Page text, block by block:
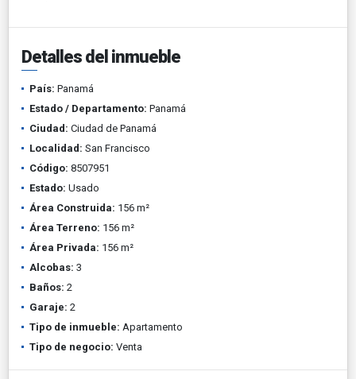
Detalles del inmueble
País: Panamá
Estado / Departamento: Panamá
Ciudad: Ciudad de Panamá
Localidad: San Francisco
Código: 8507951
Estado: Usado
Área Construida: 156 m²
Área Terreno: 156 m²
Área Privada: 156 m²
Alcobas: 3
Baños: 2
Garaje: 2
Tipo de inmueble: Apartamento
Tipo de negocio: Venta